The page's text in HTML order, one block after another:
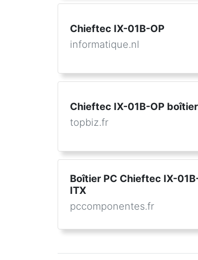
Chieftec IX-01B-OP
informatique.nl
Chieftec IX-01B-OP
topbiz.fr
Boîtier PC Chieftec IX-
ITX
pccomponentes.fr